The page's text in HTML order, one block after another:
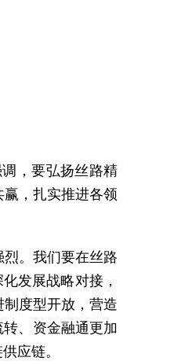
，要弘扬丝路精
，扎实推进各领
。我们要在丝路
发展战略对接，
度型开放，营造
、资金融通更加
应链。